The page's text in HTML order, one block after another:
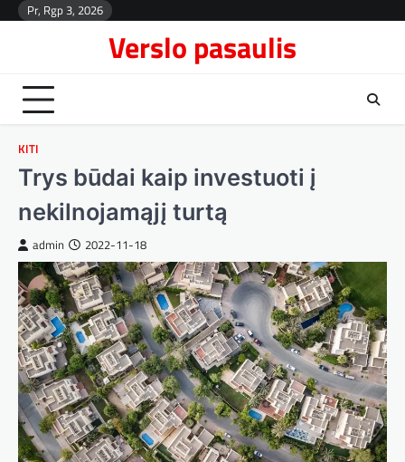
Skip Pr, Rgp 3, 2026
Verslo pasaulis
KITI
Trys būdai kaip investuoti į
nekilnojamąjį turtą
admin 2022-11-18